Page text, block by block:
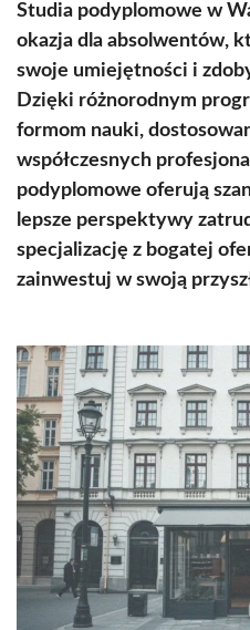
Studia podyplomowe w
okazja dla absolwentów,
swoje umiejętności i
Dzięki różnorodnym
formom nauki,
współczesnych
podyplomowe oferują
lepsze perspektywy
specjalizację z bogatej
zainwestuj w swoją